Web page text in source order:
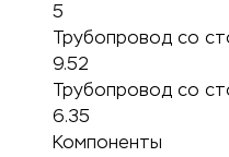
5
Трубопровод со
9.52
Трубопровод со
6.35
Компоненты